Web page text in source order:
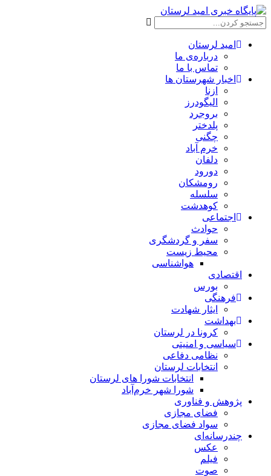
امید لرستان
درباره‌ی ما
تماس با ما
اخبار شهرستان ها
ازنا
الیگودرز
بروجرد
پلدختر
چگنی
خرم آباد
دلفان
دورود
رومشکان
سلسله
کوهدشت
اجتماعی
حوادث
سفر و گردشگری
محیط زیست
هواشناسی
اقتصادی
بورس
فرهنگی
ایثار شهادت
بهداشت
کرونا در لرستان
سیاسی و امنیتی
نظامی دفاعی
انتخابات لرستان
انتخابات شورا های لرستان
شورا شهر خرم‌آباد
پژوهش و فناوری
فضای مجازی
سواد فضای مجازی
چندرسانه‌ای
عكس
فیلم
صوت